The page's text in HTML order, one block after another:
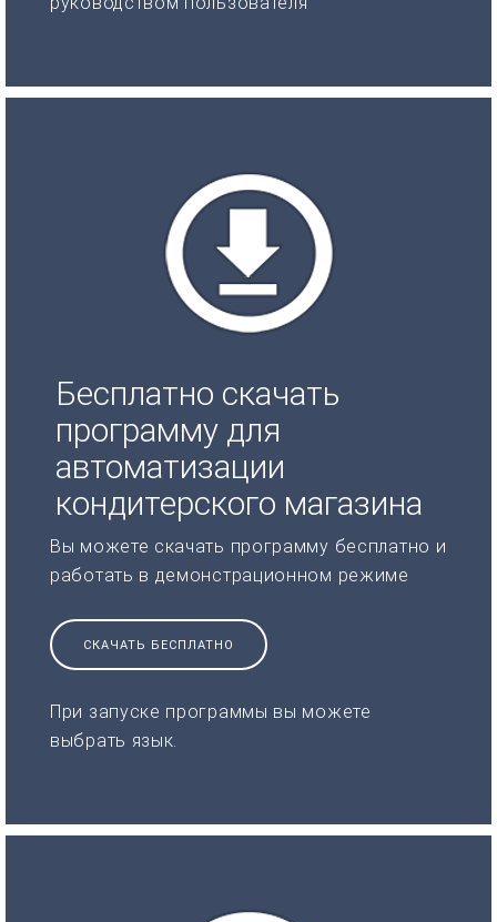
Бесплатно скачать
программу для
автоматизации
кондитерского магазина
Вы можете скачать программу бесплатно и
работать в демонстрационном режиме
СКАЧАТЬ БЕСПЛАТНО
При запуске программы вы можете
выбрать язык.